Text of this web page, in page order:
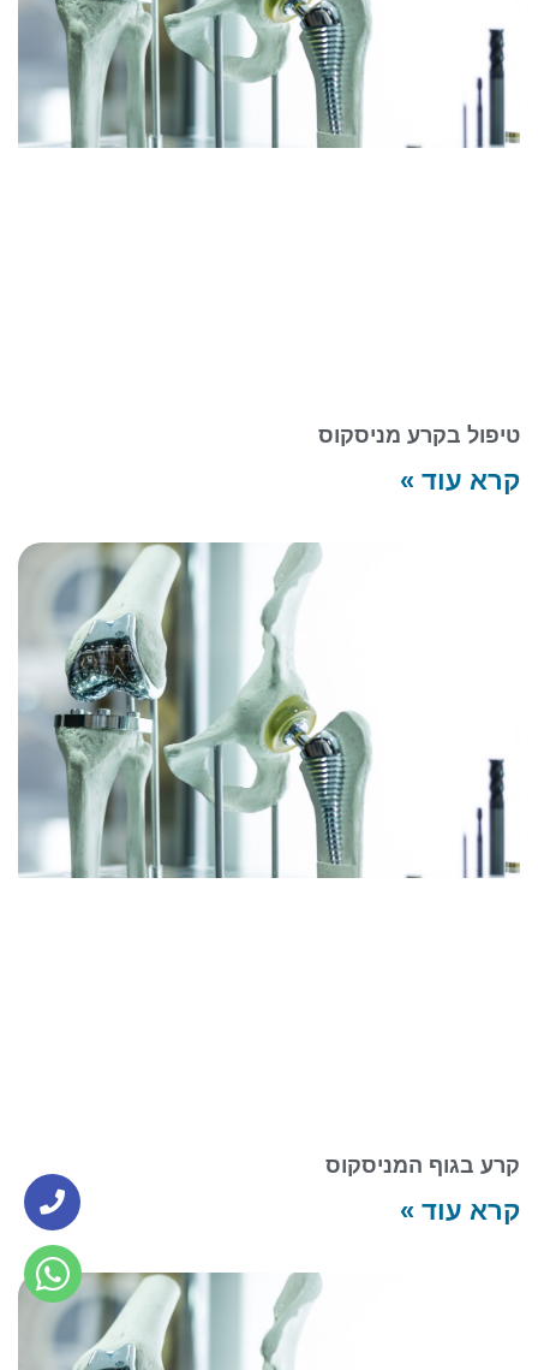
טיפול בקרע מניסקוס
קרא עוד »
קרע בגוף המניסקוס
קרא עוד »